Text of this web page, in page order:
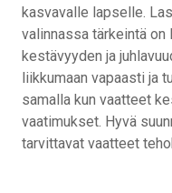
kasvavalle lapselle.
valinnassa tärkeintä on
kestävyyden ja
liikkumaan vapaasti ja
samalla kun vaatteet
vaatimukset. Hyvä
tarvittavat vaatteet